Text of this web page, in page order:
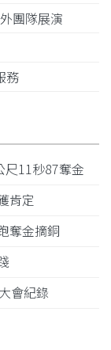
團隊展演
務
11秒87奪金
肯定
奪金摘銅
會紀錄